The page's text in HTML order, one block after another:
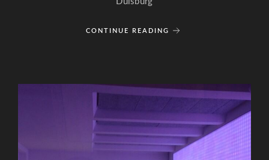
CONTINUE READING